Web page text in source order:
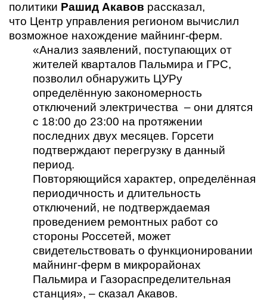
политики Рашид Акавов рассказал,
что Центр управления регионом вычислил
возможное нахождение майнинг-ферм.
«Анализ заявлений, поступающих от
жителей кварталов Пальмира и ГРС,
позволил обнаружить ЦУРу
определённую закономерность
отключений электричества – они длятся
с 18:00 до 23:00 на протяжении
последних двух месяцев. Горсети
подтверждают перегрузку в данный
период.
Повторяющийся характер, определённая
периодичность и длительность
отключений, не подтверждаемая
проведением ремонтных работ со
стороны Россетей, может
свидетельствовать о функционировании
майнинг-ферм в микрорайонах
Пальмира и Газораспределительная
станция», – сказал Акавов.